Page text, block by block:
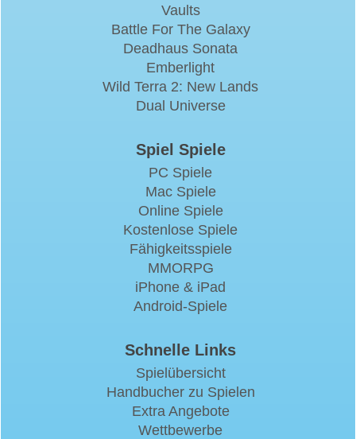
Vaults
Battle For The Galaxy
Deadhaus Sonata
Emberlight
Wild Terra 2: New Lands
Dual Universe
Spiel Spiele
PC Spiele
Mac Spiele
Online Spiele
Kostenlose Spiele
Fähigkeitsspiele
MMORPG
iPhone & iPad
Android-Spiele
Schnelle Links
Spielübersicht
Handbucher zu Spielen
Extra Angebote
Wettbewerbe